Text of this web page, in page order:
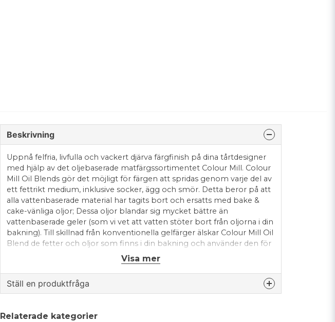
Beskrivning
Uppnå felfria, livfulla och vackert djärva färgfinish på dina tårtdesigner
med hjälp av det oljebaserade matfärgssortimentet Colour Mill. Colour
Mill Oil Blends gör det möjligt för färgen att spridas genom varje del av
ett fettrikt medium, inklusive socker, ägg och smör. Detta beror på att
alla vattenbaserade material har tagits bort och ersatts med bake &
cake-vänliga oljor; Dessa oljor blandar sig mycket bättre än
vattenbaserade geler (som vi vet att vatten stöter bort från oljorna i din
bakning). Till skillnad från konventionella gelfärger älskar Colour Mill Oil
Blend de fetter och oljor som finns i din bakning och använder den för
att sprida den speciella formulafärgen. Detta resulterar i fantastiskt
livfulla, rika konsekventa nyanser som inte kommer att blekna. Den
fungerar särskilt bra i smörkräm, schweizisk maräng, choklad, kaksmet,
ganache och sockerpasta. Den fungerar också i blommiga pastor,
kommer inte bara att se fantastiska ut, utan Colour Mill hjälper dig
Visa mer
Ställ en produktfråga
Fråga oss något om denna produkten...
Relaterade kategorier